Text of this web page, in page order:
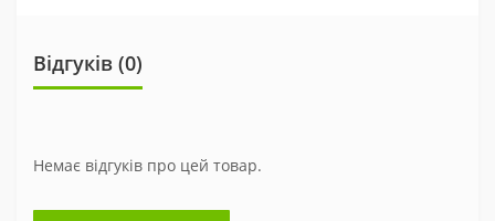
Відгуків (0)
Немає відгуків про цей товар.